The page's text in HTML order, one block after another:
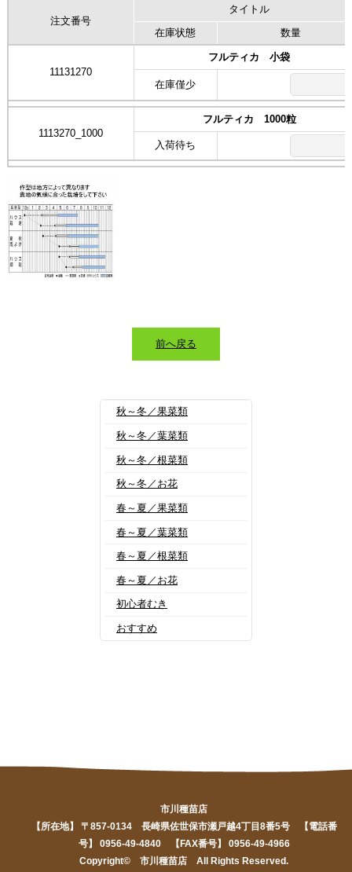
注文番号
タイトル
在庫状態
数量
11131270
フルティカ 小袋
在庫僅少
1113270_1000
フルティカ 1000粒
入荷待ち
前へ戻る
秋～冬／果菜類
秋～冬／葉菜類
秋～冬／根菜類
秋～冬／お花
春～夏／果菜類
春～夏／葉菜類
春～夏／根菜類
春～夏／お花
初心者むき
おすすめ
市川種苗店
【所在地】 〒857-0134 長崎県佐世保市瀬戸越4丁目8番5号 【電話番
号】 0956-49-4840 【FAX番号】 0956-49-4966
Copyright© 市川種苗店 All Rights Reserved.